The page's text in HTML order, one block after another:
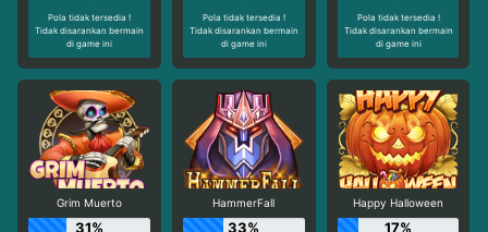
Pola tidak tersedia !
Tidak disarankan bermain
di game ini
Pola tidak tersedia !
Tidak disarankan bermain
di game ini
Pola tidak tersedia !
Tidak disarankan bermain
di game ini
Grim Muerto
31%
HammerFall
33%
Happy Halloween
17%